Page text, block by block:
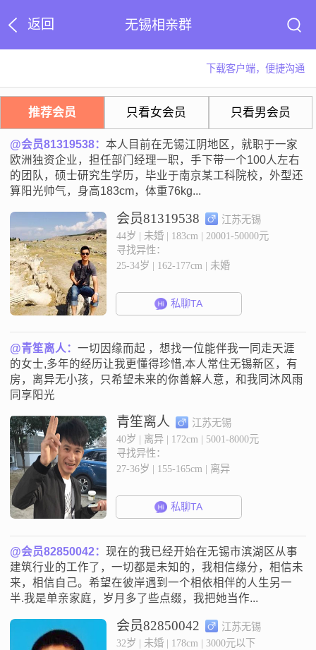
返回 无锡相亲群
下载客户端，便捷沟通
推荐会员 只看女会员 只看男会员
@会员81319538：本人目前在无锡江阴地区，就职于一家
欧洲独资企业，担任部门经理一职，手下带一个100人左右
的团队，硕士研究生学历，毕业于南京某工科院校，外型还
算阳光帅气，身高183cm，体重76kg...
会员81319538
江苏无锡
44岁 | 未婚 | 183cm | 20001-50000元
寻找异性：
25-34岁 | 162-177cm | 未婚
私聊TA
@青笙离人：一切因缘而起 ，想找一位能伴我一同走天涯
的女士,多年的经历让我更懂得珍惜,本人常住无锡新区，有
房，离异无小孩，只希望未来的你善解人意，和我同沐风雨
同享阳光
青笙离人
江苏无锡
40岁 | 离异 | 172cm | 5001-8000元
寻找异性：
27-36岁 | 155-165cm | 离异
私聊TA
@会员82850042：现在的我已经开始在无锡市滨湖区从事
建筑行业的工作了，一切都是未知的，我相信缘分，相信未
来，相信自己。希望在彼岸遇到一个相依相伴的人生另一
半.我是单亲家庭，岁月多了些点缀，我把她当作...
会员82850042
江苏无锡
32岁 | 未婚 | 178cm | 3000元以下